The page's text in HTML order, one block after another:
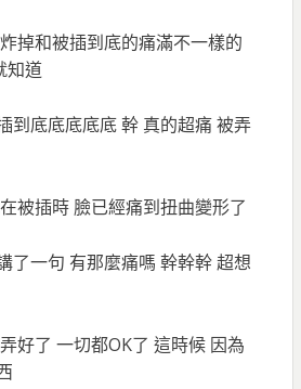
掉和被插到底的痛滿不一樣的
知道
到底底底底底 幹 真的超痛 被弄
被插時 臉已經痛到扭曲變形了
了一句 有那麼痛嗎 幹幹幹 超想
好了 一切都OK了 這時候 因為